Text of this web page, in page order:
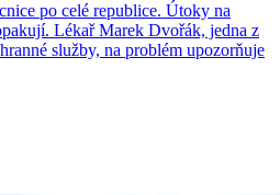
po celé republice. Útoky na
Lékař Marek Dvořák, jedna z
služby, na problém upozorňuje